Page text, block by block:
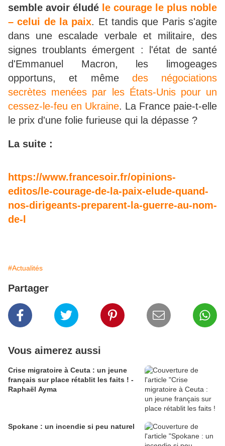
semble avoir éludé le courage le plus noble
– celui de la paix. Et tandis que Paris s'agite
dans une escalade verbale et militaire, des
signes troublants émergent : l'état de santé
d'Emmanuel Macron, les limogeages
opportuns, et même des négociations
secrètes menées par les États-Unis pour un
cessez-le-feu en Ukraine. La France paie-t-elle
le prix d'une folie furieuse qui la dépasse ?
La suite :
https://www.francesoir.fr/opinions-
editos/le-courage-de-la-paix-elude-quand-
nos-dirigeants-preparent-la-guerre-au-nom-
de-l
#Actualités
Partager
Vous aimerez aussi
Crise migratoire à Ceuta : un jeune
français sur place rétablit les faits ! -
Raphaël Ayma
Spokane : un incendie si peu naturel